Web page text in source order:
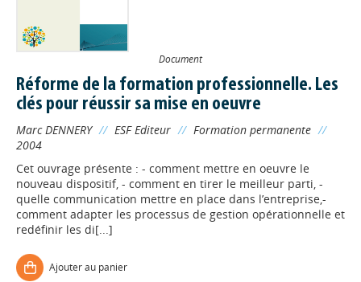
Document
Réforme de la formation professionnelle. Les
clés pour réussir sa mise en oeuvre
Marc DENNERY // ESF Editeur // Formation permanente //
2004
Cet ouvrage présente : - comment mettre en oeuvre le
nouveau dispositif, - comment en tirer le meilleur parti, -
quelle communication mettre en place dans l’entreprise,-
comment adapter les processus de gestion opérationnelle et
redéfinir les di[...]
Ajouter au panier